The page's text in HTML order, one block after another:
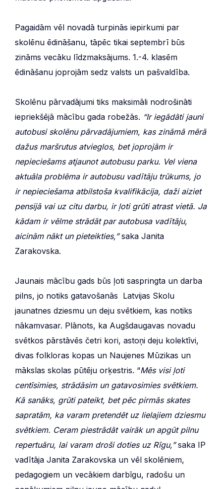
Pagaidām vēl novadā turpinās iepirkumi par
skolēnu ēdināšanu, tāpēc tikai septembrī būs
zināms vecāku līdzmaksājums. 1.-4. klasēm
ēdināšanu joprojām sedz valsts un pašvaldība.
Skolēnu pārvadājumi tiks maksimāli nodrošināti
iepriekšējā mācību gada robežās. “Ir iegādāti jauni
autobusi skolēnu pārvadājumiem, kas zināmā mērā
dažus maršrutus atvieglos, bet joprojām ir
nepieciešams atjaunot autobusu parku. Vel viena
aktuāla problēma ir autobusu vadītāju trūkums, jo
ir nepieciešama atbilstoša kvalifikācija, daži aiziet
pensijā vai uz citu darbu, ir ļoti grūti atrast vietā. Ja
kādam ir vēlme strādāt par autobusa vadītāju,
aicinām nākt un pieteikties,”saka Janita
Zarakovska.
Jaunais mācību gads būs ļoti saspringta un darba
pilns, jo notiks gatavošanās Latvijas Skolu
jaunatnes dziesmu un deju svētkiem, kas notiks
nākamvasar. Plānots, ka Augšdaugavas novadu
svētkos pārstāvēs četri kori, astoņi deju kolektīvi,
divas folkloras kopas un Naujenes Mūzikas un
mākslas skolas pūtēju orķestris. “Mēs visi ļoti
centīsimies, strādāsim un gatavosimies svētkiem.
Kā sanāks, grūti pateikt, bet pēc pirmās skates
sapratām, ka varam pretendēt uz lielajiem dziesmu
svētkiem. Ceram piestrādāt vairāk un apgūt pilnu
repertuāru, lai varam droši doties uz Rīgu,”saka IP
vadītāja Janita Zarakovska un vēl skolēniem,
pedagogiem un vecākiem darbīgu, radošu un